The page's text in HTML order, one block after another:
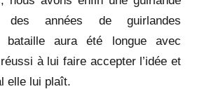
des années de guirlandes
bataille aura été longue avec
à lui faire accepter l’idée et
elle lui plaît.